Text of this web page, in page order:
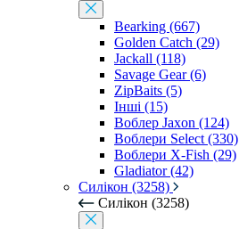
Bearking (667)
Golden Catch (29)
Jackall (118)
Savage Gear (6)
ZipBaits (5)
Інші (15)
Воблер Jaxon (124)
Воблери Select (330)
Воблери X-Fish (29)
Gladiator (42)
Силікон (3258)
Силікон (3258)